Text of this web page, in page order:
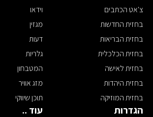
צ'אט הכתבים
בחזית החדשות
בחזית הבריאות
בחזית הכלכלית
בחזית לאישה
בחזית היהדות
בחזית המוזיקה
וידאו
מגזין
דעות
גלריות
המטבחון
מזג אוויר
תוכן שיווקי
הגדרות עוד ..